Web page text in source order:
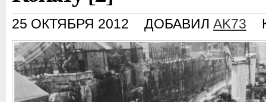
25 ОКТЯБРЯ 2012 ДОБАВИЛ AK73